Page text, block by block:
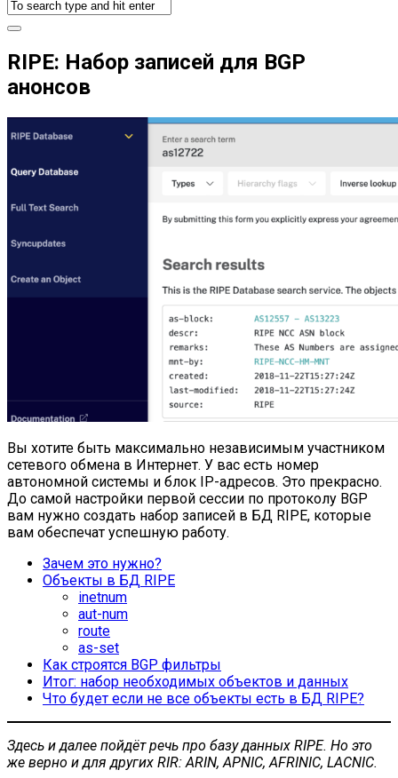
RIPE: Набор записей для BGP
анонсов
Вы хотите быть максимально независимым участником
сетевого обмена в Интернет. У вас есть номер
автономной системы и блок IP-адресов. Это прекрасно.
До самой настройки первой сессии по протоколу BGP
вам нужно создать набор записей в БД RIPE, которые
вам обеспечат успешную работу.
Зачем это нужно?
Объекты в БД RIPE
inetnum
aut-num
route
as-set
Как строятся BGP фильтры
Итог: набор необходимых объектов и данных
Что будет если не все объекты есть в БД RIPE?
Здесь и далее пойдёт речь про базу данных RIPE. Но это
же верно и для других RIR: ARIN, APNIC, AFRINIC, LACNIC.